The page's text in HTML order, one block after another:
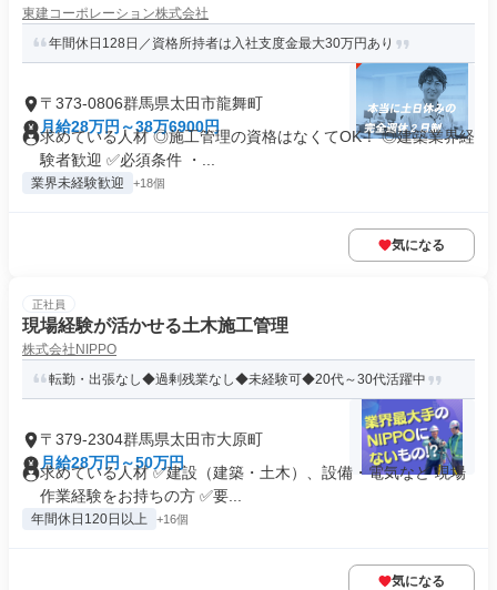
東建コーポレーション株式会社
年間休日128日／資格所持者は入社支度金最大30万円あり
〒373-0806群馬県太田市龍舞町
月給28万円～38万6900円
求めている人材 ◎施工管理の資格はなくてOK！ ◎建築業界経
験者歓迎 ✅必須条件 ・...
業界未経験歓迎 +18個
気になる
正社員
現場経験が活かせる土木施工管理
株式会社NIPPO
転勤・出張なし◆過剰残業なし◆未経験可◆20代～30代活躍中
〒379-2304群馬県太田市大原町
月給28万円～50万円
求めている人材 ✅建設（建築・土木）、設備・電気など 現場
作業経験をお持ちの方 ✅要...
年間休日120日以上 +16個
気になる